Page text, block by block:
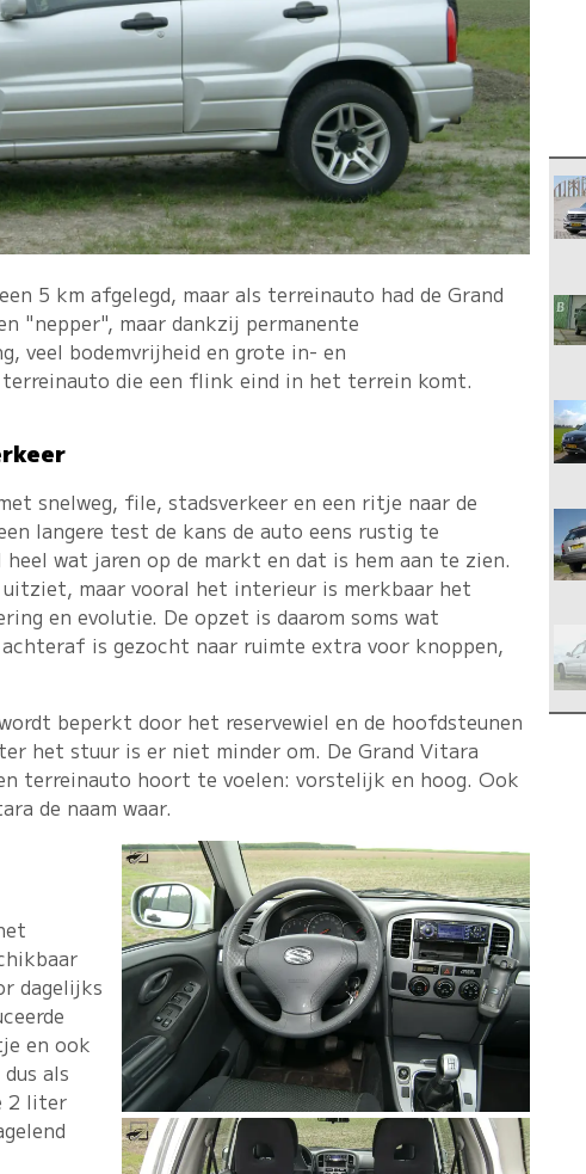
5 km afgelegd, maar als terreinauto had de Grand
"nepper", maar dankzij permanente
veel bodemvrijheid en grote in- en
die een flink eind in het terrein komt.
snelweg, file, stadsverkeer en een ritje naar de
langere test de kans de auto eens rustig te
wat jaren op de markt en dat is hem aan te zien.
maar vooral het interieur is merkbaar het
en evolutie. De opzet is daarom soms wat
is gezocht naar ruimte extra voor knoppen,
beperkt door het reservewiel en de hoofdsteunen
het stuur is er niet minder om. De Grand Vitara
terreinauto hoort te voelen: vorstelijk en hoog. Ook
de naam waar.
dagelijks
en ook
als
2 liter